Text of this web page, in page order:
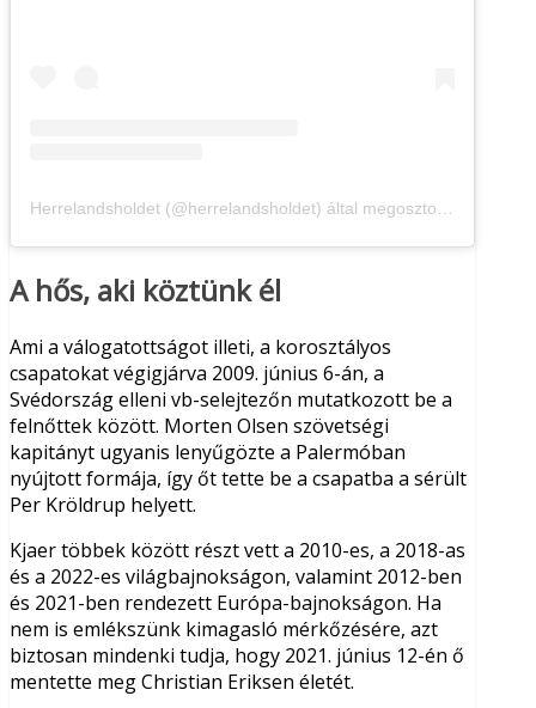
A hős, aki köztünk él
Ami a válogatottságot illeti, a korosztályos
csapatokat végigjárva 2009. június 6-án, a
Svédország elleni vb-selejtezőn mutatkozott be a
felnőttek között. Morten Olsen szövetségi
kapitányt ugyanis lenyűgözte a Palermóban
nyújtott formája, így őt tette be a csapatba a sérült
Per Kröldrup helyett.
Kjaer többek között részt vett a 2010-es, a 2018-as
és a 2022-es világbajnokságon, valamint 2012-ben
és 2021-ben rendezett Európa-bajnokságon. Ha
nem is emlékszünk kimagasló mérkőzésére, azt
biztosan mindenki tudja, hogy 2021. június 12-én ő
mentette meg Christian Eriksen életét.